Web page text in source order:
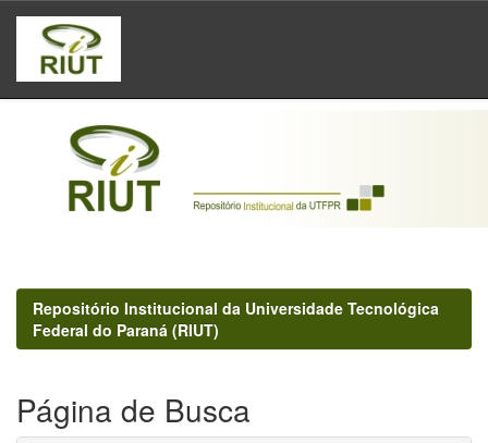
Skip
navigation
Repositório Institucional da Universidade Tecnológica
Federal do Paraná (RIUT)
Página de Busca